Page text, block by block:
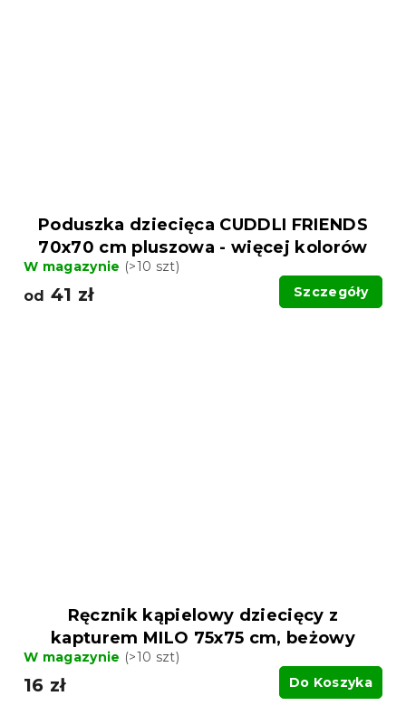
Poduszka dziecięca CUDDLI FRIENDS
70x70 cm pluszowa - więcej kolorów
W magazynie (>10 szt)
od 41 zł Szczegóły
Ręcznik kąpielowy dziecięcy z
kapturem MILO 75x75 cm, beżowy
W magazynie (>10 szt)
16 zł Do Koszyka